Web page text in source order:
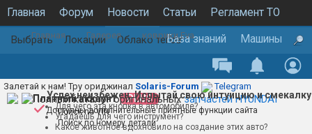
Главная Форум Новости Статьи Регламент ТО
Каталог запчастей Галерея
Выбрать Локации Облако теговБаза знаний Машины
Главная Галерея коврики Eva
Залетай к нам! Тру ориджинал Solaris-Forum Telegram
Полный каталог оригинальныхзапчастей HYUNDAI
Поиск по VIN
Поиск по номеру детали
Успех неизбежен. Испытай свою интуицию и смекалку
Для чего эта кнопка в автомобиле?
Угадаешь для чего инструмент?
Какое животное вдохновило на создание этих авто?
Платный аккаунт PLUS
Доступны дополнительные приятные функции сайта